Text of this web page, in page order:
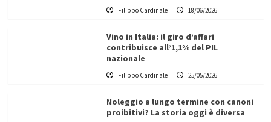
Filippo Cardinale 18/06/2026
Vino in Italia: il giro d’affari
contribuisce all’1,1% del PIL
nazionale
Filippo Cardinale 25/05/2026
Noleggio a lungo termine con canoni
proibitivi? La storia oggi è diversa